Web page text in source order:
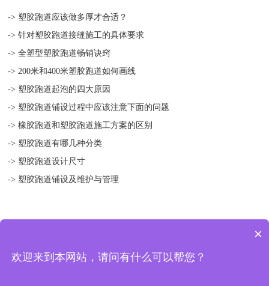
-> 塑胶跑道应该做多厚才合适？
-> 针对塑胶跑道接缝施工的具体要求
-> 全塑型塑胶跑道畅销诀窍
-> 200米和400米塑胶跑道如何画线
-> 塑胶跑道起泡的四大原因
-> 塑胶跑道铺设过程中应该注意下面的问题
-> 橡胶跑道和塑胶跑道施工方案的区别
-> 塑胶跑道有哪几种分类
-> 塑胶跑道设计尺寸
-> 塑胶跑道铺设及维护与管理
版权所有 © 2018-2021 扬州绿宝人造草坪有限公司 地址：中国 江苏
×
欢迎来到本网站，请问有什么可以帮您？